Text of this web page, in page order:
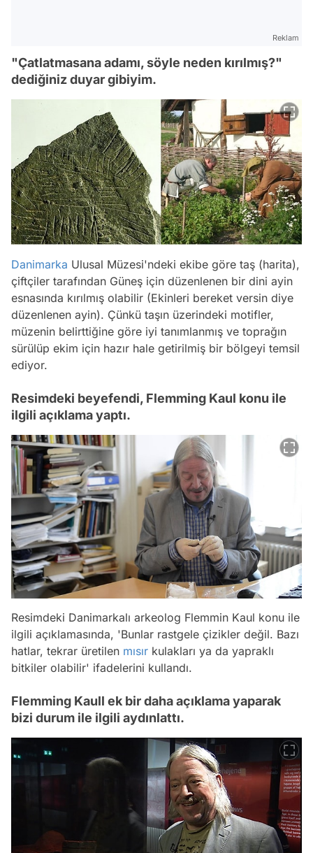
Reklam
"Çatlatmasana adamı, söyle neden kırılmış?"
dediğiniz duyar gibiyim.
Danimarka Ulusal Müzesi'ndeki ekibe göre taş (harita),
çiftçiler tarafından Güneş için düzenlenen bir dini ayin
esnasında kırılmış olabilir (Ekinleri bereket versin diye
düzenlenen ayin). Çünkü taşın üzerindeki motifler,
müzenin belirttiğine göre iyi tanımlanmış ve toprağın
sürülüp ekim için hazır hale getirilmiş bir bölgeyi temsil
ediyor.
Resimdeki beyefendi, Flemming Kaul konu ile
ilgili açıklama yaptı.
Resimdeki Danimarkalı arkeolog Flemmin Kaul konu ile
ilgili açıklamasında, 'Bunlar rastgele çizikler değil. Bazı
hatlar, tekrar üretilen mısır kulakları ya da yapraklı
bitkiler olabilir' ifadelerini kullandı.
Flemming Kaull ek bir daha açıklama yaparak
bizi durum ile ilgili aydınlattı.